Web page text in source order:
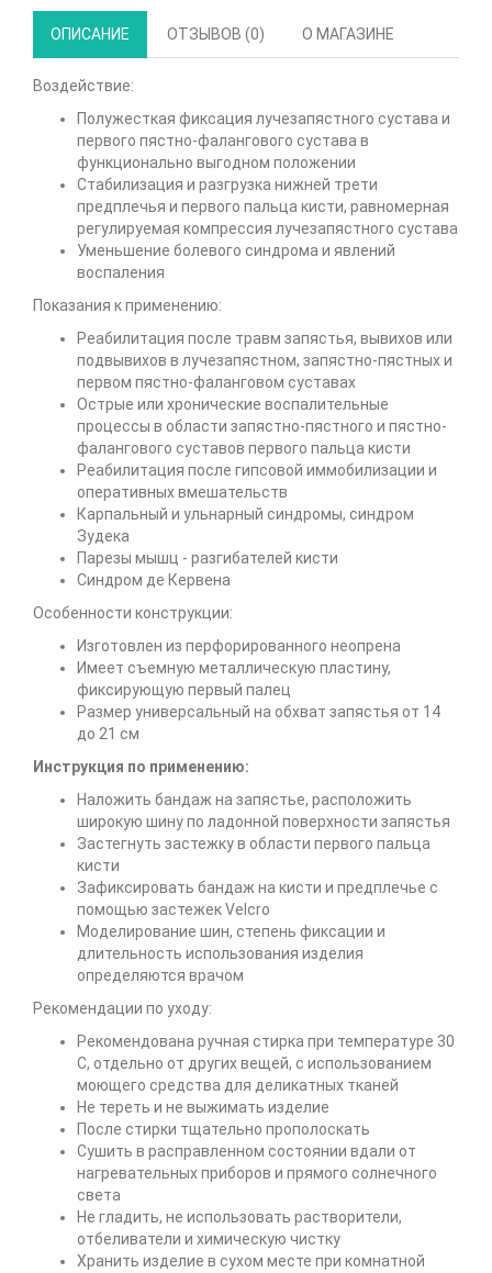
ОПИСАНИЕ ОТЗЫВОВ (0) О МАГАЗИНЕ
Воздействие:
Полужесткая фиксация лучезапястного сустава и
первого пястно-фалангового сустава в
функционально выгодном положении
Стабилизация и разгрузка нижней трети
предплечья и первого пальца кисти, равномерная
регулируемая компрессия лучезапястного сустава
Уменьшение болевого синдрома и явлений
воспаления
Показания к применению:
Реабилитация после травм запястья, вывихов или
подвывихов в лучезапястном, запястно-пястных и
первом пястно-фаланговом суставах
Острые или хронические воспалительные
процессы в области запястно-пястного и пястно-
фалангового суставов первого пальца кисти
Реабилитация после гипсовой иммобилизации и
оперативных вмешательств
Карпальный и ульнарный синдромы, синдром
Зудека
Парезы мышц - разгибателей кисти
Синдром де Кервена
Особенности конструкции:
Изготовлен из перфорированного неопрена
Имеет съемную металлическую пластину,
фиксирующую первый палец
Размер универсальный на обхват запястья от 14
до 21 см
Инструкция по применению:
Наложить бандаж на запястье, расположить
широкую шину по ладонной поверхности запястья
Застегнуть застежку в области первого пальца
кисти
Зафиксировать бандаж на кисти и предплечье с
помощью застежек Velcro
Моделирование шин, степень фиксации и
длительность использования изделия
определяются врачом
Рекомендации по уходу:
Рекомендована ручная стирка при температуре 30
С, отдельно от других вещей, с использованием
моющего средства для деликатных тканей
Не тереть и не выжимать изделие
После стирки тщательно прополоскать
Сушить в расправленном состоянии вдали от
нагревательных приборов и прямого солнечного
света
Не гладить, не использовать растворители,
отбеливатели и химическую чистку
Хранить изделие в сухом месте при комнатной